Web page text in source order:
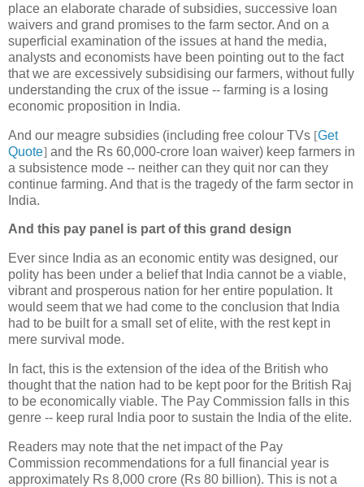
place an elaborate charade of subsidies, successive loan
waivers and grand promises to the farm sector. And on a
superficial examination of the issues at hand the media,
analysts and economists have been pointing out to the fact
that we are excessively subsidising our farmers, without fully
understanding the crux of the issue -- farming is a losing
economic proposition in India.
And our meagre subsidies (including free colour TVs [Get
Quote] and the Rs 60,000-crore loan waiver) keep farmers in
a subsistence mode -- neither can they quit nor can they
continue farming. And that is the tragedy of the farm sector in
India.
And this pay panel is part of this grand design
Ever since India as an economic entity was designed, our
polity has been under a belief that India cannot be a viable,
vibrant and prosperous nation for her entire population. It
would seem that we had come to the conclusion that India
had to be built for a small set of elite, with the rest kept in
mere survival mode.
In fact, this is the extension of the idea of the British who
thought that the nation had to be kept poor for the British Raj
to be economically viable. The Pay Commission falls in this
genre -- keep rural India poor to sustain the India of the elite.
Readers may note that the net impact of the Pay
Commission recommendations for a full financial year is
approximately Rs 8,000 crore (Rs 80 billion). This is not a